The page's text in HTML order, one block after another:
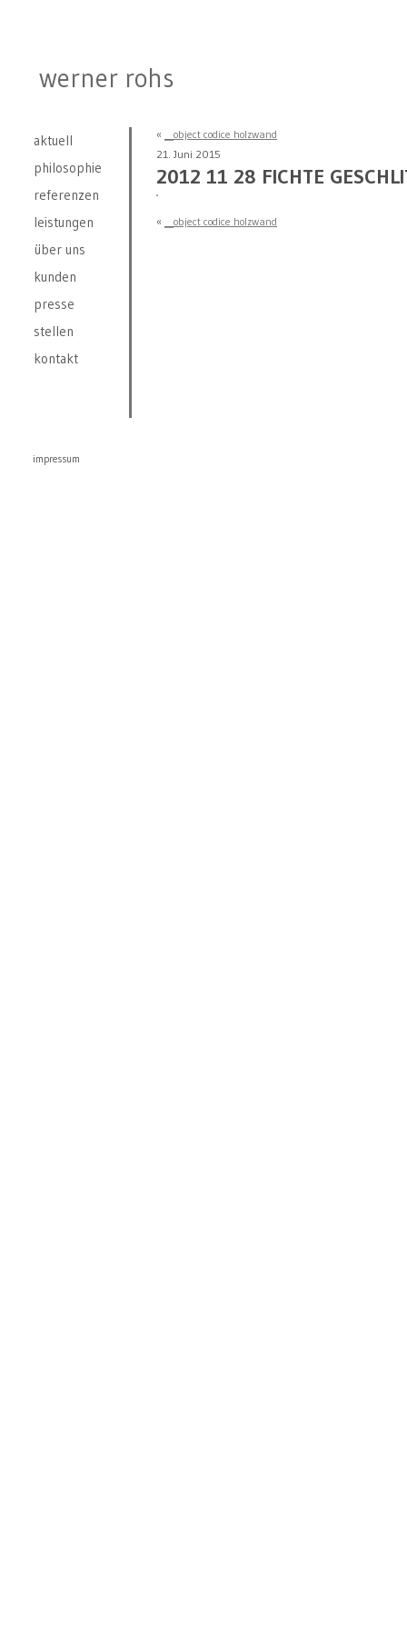
werner rohs
aktuell
philosophie
referenzen
leistungen
über uns
kunden
presse
stellen
kontakt
«
__object codice holzwand
21. Juni 2015
2012 11 28 FICHTE
« __object codice holzwand
impressum